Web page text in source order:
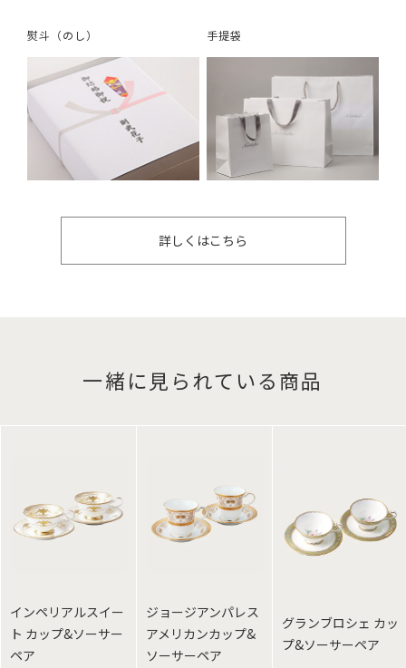
熨斗（のし） 手提袋
詳しくはこちら
一緒に見られている商品
インペリアルスイー
ト カップ&ソーサー
ペア
ジョージアンパレス
アメリカンカップ&
ソーサーペア
グランブロシェ カッ
プ&ソーサーペア